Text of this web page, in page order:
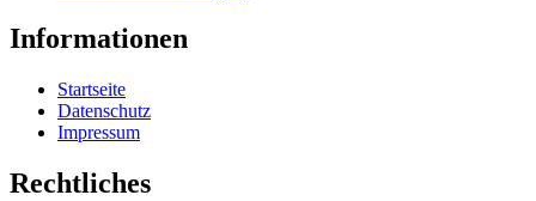
Informationen
Startseite
Datenschutz
Impressum
Rechtliches